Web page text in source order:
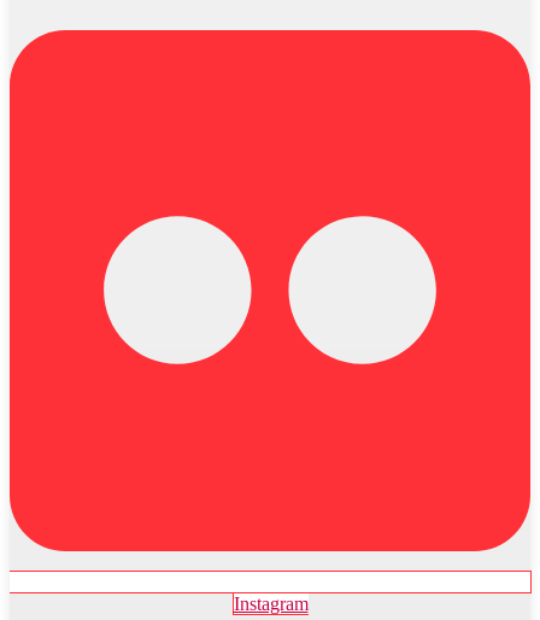
Instagram